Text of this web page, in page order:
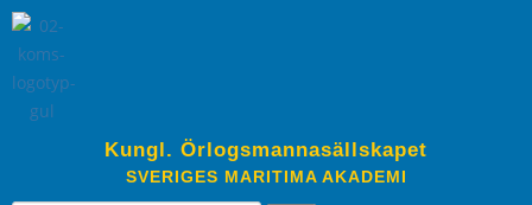
Kungl. Örlogsmannasällskapet
SVERIGES MARITIMA AKADEMI